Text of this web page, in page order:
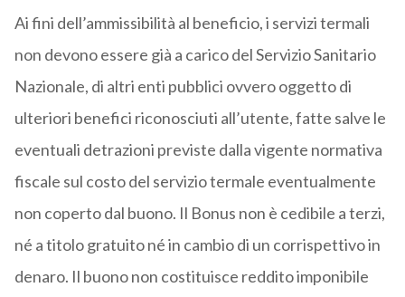
Ai fini dell’ammissibilità al beneficio, i servizi termali
non devono essere già a carico del Servizio Sanitario
Nazionale, di altri enti pubblici ovvero oggetto di
ulteriori benefici riconosciuti all’utente, fatte salve le
eventuali detrazioni previste dalla vigente normativa
fiscale sul costo del servizio termale eventualmente
non coperto dal buono. Il Bonus non è cedibile a terzi,
né a titolo gratuito né in cambio di un corrispettivo in
denaro. Il buono non costituisce reddito imponibile